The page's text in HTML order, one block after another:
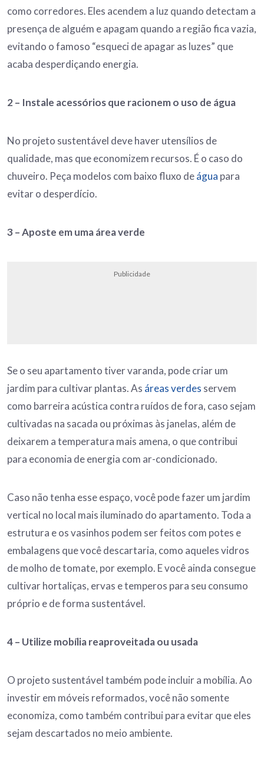
como corredores. Eles acendem a luz quando detectam a
presença de alguém e apagam quando a região fica vazia,
evitando o famoso “esqueci de apagar as luzes” que
acaba desperdiçando energia.
2 – Instale acessórios que racionem o uso de água
No projeto sustentável deve haver utensílios de
qualidade, mas que economizem recursos. É o caso do
chuveiro. Peça modelos com baixo fluxo deágua para
evitar o desperdício.
3 – Aposte em uma área verde
Publicidade
Se o seu apartamento tiver varanda, pode criar um
jardim para cultivar plantas. As áreasverdes servem
como barreira acústica contra ruídos de fora, caso sejam
cultivadas na sacada ou próximas às janelas, além de
deixarem a temperatura mais amena, o que contribui
para economia de energia com ar-condicionado.
Caso não tenha esse espaço, você pode fazer um jardim
vertical no local mais iluminado do apartamento. Toda a
estrutura e os vasinhos podem ser feitos com potes e
embalagens que você descartaria, como aqueles vidros
de molho de tomate, por exemplo. E você ainda consegue
cultivar hortaliças, ervas e temperos para seu consumo
próprio e de forma sustentável.
4 – Utilize mobília reaproveitada ou usada
O projeto sustentável também pode incluir a mobília. Ao
investir em móveis reformados, você não somente
economiza, como também contribui para evitar que eles
sejam descartados no meio ambiente.